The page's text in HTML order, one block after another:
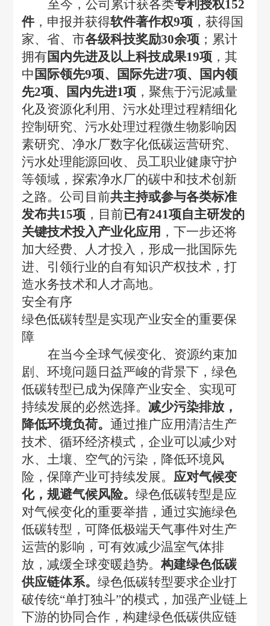
至今，公司累计获各类专利授权152
件，申报并获得软件著作权9项，获得国
家、省、市各级科技奖励30余项；累计
拥有国内先进及以上科技成果19项，其
中 国际领先9项、国际先进7项、国内领
先2项、国内先进1项，聚焦于污泥减量
化及资源化利用、污水处理过程精细化
控制研究、污水处理过程微生物影响因
素研究、净水厂数字化低碳运营研究、
污水处理能源回收、员工职业健康守护
等领域，探索净水厂的碳中和技术创新
之路。公司目前共主持或参与各类标准
发布共15项，目前已有241项自主研发的
关键技术投入产业化应用 ，下一步还将
加大经费、人才投入，形成一批国际先
进、引领行业的自有知识产权技术，打
造水务技术和人才高地。
安全有序
绿色低碳转型是实现产业安全的重要保
障
在当今全球气候变化、资源约束加
剧、环境问题日益严峻的背景下，绿色
低碳转型已成为保障产业安全、实现可
持续发展的必然选择。 减少污染排放，
降低环境负荷。 通过推广应用清洁生产
技术、循环经济模式，企业可以减少对
水、土壤、空气的污染，降低环境风
险，保障产业可持续发展。 应对气候变
化，规避气候风险。 绿色低碳转型是应
对气候变化的重要举措，通过实施绿色
低碳转型，可降低极端天气事件对生产
运营的影响，可有效减少温室气体排
放，减缓全球变暖趋势。构建绿色低碳
供应链体系。 绿色低碳转型要求企业打
破传统“单打独斗”的模式，加强产业链上
下游的协同合作，构建绿色低碳供应链